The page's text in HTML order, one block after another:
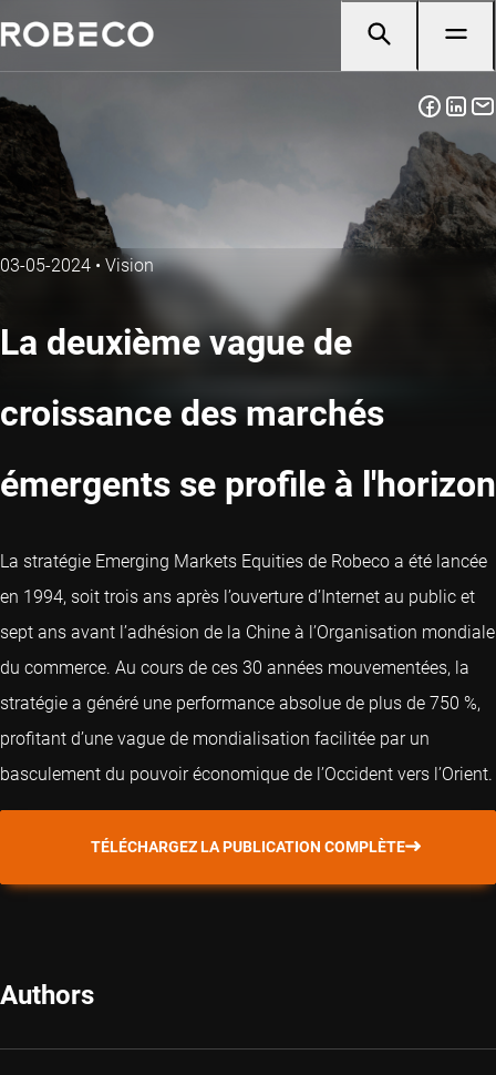
03-05-2024 • Vision
La deuxième vague de
croissance des marchés
émergents se profile à l'horizon
La stratégie Emerging Markets Equities de Robeco a été lancée
en 1994, soit trois ans après l’ouverture d’Internet au public et
sept ans avant l’adhésion de la Chine à l’Organisation mondiale
du commerce. Au cours de ces 30 années mouvementées, la
stratégie a généré une performance absolue de plus de 750 %,
profitant d’une vague de mondialisation facilitée par un
basculement du pouvoir économique de l’Occident vers l’Orient.
TÉLÉCHARGEZ LA PUBLICATION COMPLÈTE
Authors